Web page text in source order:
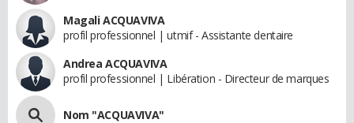
Magali ACQUAVIVA
profil professionnel | utmif - Assistante dentaire
Andrea ACQUAVIVA
profil professionnel | Libération - Directeur de marques
Nom "ACQUAVIVA"